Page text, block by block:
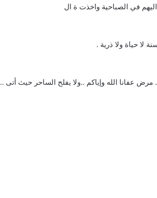
في الصباحية واخذت ة ال
عفانا الله وإياكم ..ولا يفلح الساحر حيث أتى ..